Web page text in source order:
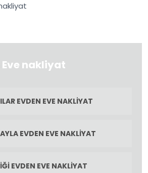
Eve nakliyat
EVDEN EVE NAKLIYAT
EVDEN EVE NAKLIYAT
EVDEN EVE NAKLIYAT